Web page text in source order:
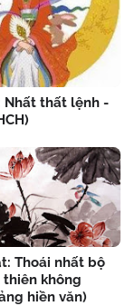
Nhất thất lệnh -
Thoái nhất bộ
thiên không
hiền văn)